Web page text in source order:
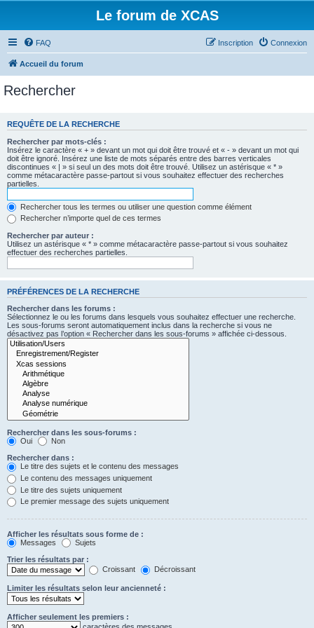
Le forum de XCAS
FAQ Connexion
Inscription
Accueil du forum
Rechercher
REQUÊTE DE LA RECHERCHE
Rechercher par mots-clés :
Insérez le caractère « + » devant un mot qui doit être trouvé et « - » devant un mot qui
doit être ignoré. Insérez une liste de mots séparés entre des barres verticales
discontinues « | » si seul un des mots doit être trouvé. Utilisez un astérisque « * »
comme métacaractère passe-partout si vous souhaitez effectuer des recherches
partielles.
Rechercher tous les termes ou utiliser une question comme élément
Rechercher n’importe quel de ces termes
Rechercher par auteur :
Utilisez un astérisque « * » comme métacaractère passe-partout si vous souhaitez
effectuer des recherches partielles.
PRÉFÉRENCES DE LA RECHERCHE
Rechercher dans les forums :
Sélectionnez le ou les forums dans lesquels vous souhaitez effectuer une recherche.
Les sous-forums seront automatiquement inclus dans la recherche si vous ne
désactivez pas l’option « Rechercher dans les sous-forums » affichée ci-dessous.
Rechercher dans les sous-forums :
Oui
Non
Rechercher dans :
Le titre des sujets et le contenu des messages
Le contenu des messages uniquement
Le titre des sujets uniquement
Le premier message des sujets uniquement
Afficher les résultats sous forme de :
Messages
Sujets
Trier les résultats par :
Croissant
Décroissant
Limiter les résultats selon leur ancienneté :
Afficher seulement les premiers :